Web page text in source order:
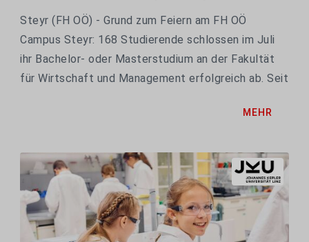
Steyr (FH OÖ) - Grund zum Feiern am FH OÖ
Campus Steyr: 168 Studierende schlossen im Juli
ihr Bachelor- oder Masterstudium an der Fakultät
für Wirtschaft und Management erfolgreich ab. Seit
8.400 Absolvent*innen ein Wirtschaftsstudium in
MEHR